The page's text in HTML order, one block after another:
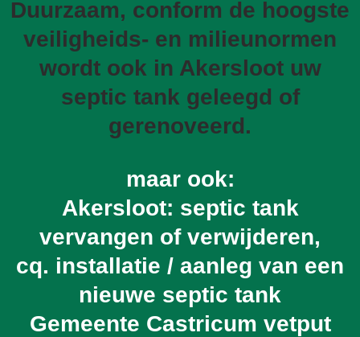
Duurzaam, conform de hoogste
veiligheids- en milieunormen
wordt ook in Akersloot uw
septic tank geleegd of
gerenoveerd.
maar ook:
Akersloot: septic tank
vervangen of verwijderen,
cq. installatie / aanleg van een
nieuwe septic tank
Gemeente Castricum vetput